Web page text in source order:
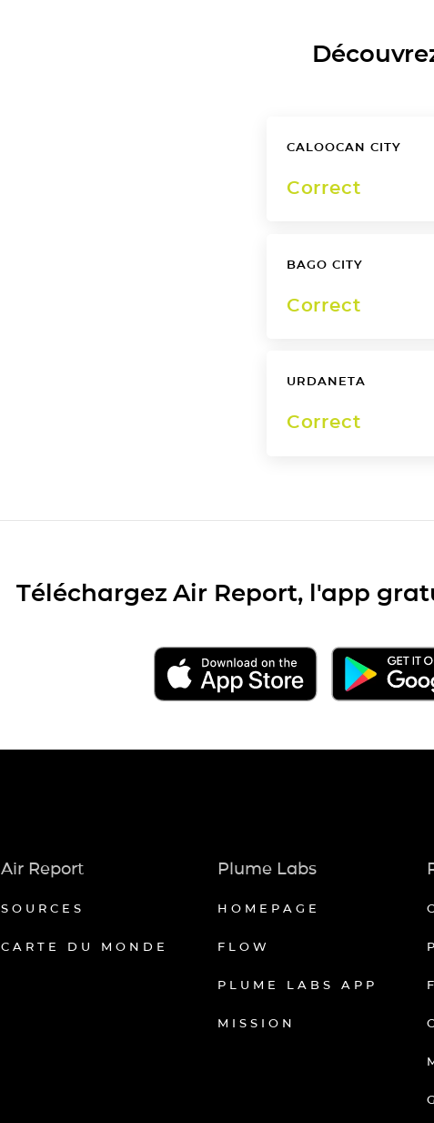
CALOOCAN CITY
Correct
BAGO CITY
Correct
URDANETA
Correct
Téléchargez Air Report, l'app
Air Report
SOURCES
CARTE DU MONDE
Plume Labs
HOMEPAGE
FLOW
PLUME LABS APP
MISSION